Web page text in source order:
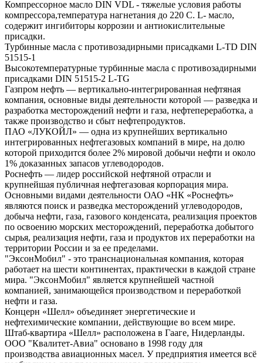
Компрессорное масло DIN VDL - тяжелые условия работы
компрессора,температура нагнетания до 220 С. L- масло,
содержит ингибиторы коррозии и антиокислительные
присадки.
Турбинные масла с противозадирными присадками L-TD DIN
51515-1
Высокотемпературные турбинные масла с противозадирными
присадками DIN 51515-2 L-TG
Газпром нефть — вертикально-интегрированная нефтяная
компания, основные виды деятельности которой — разведка и
разработка месторождений нефти и газа, нефтепереработка, а
также производство и сбыт нефтепродуктов.
ПАО «ЛУКОЙЛ» — одна из крупнейших вертикально
интегрированных нефтегазовых компаний в мире, на долю
которой приходится более 2% мировой добычи нефти и около
1% доказанных запасов углеводородов.
Роснефть — лидер российской нефтяной отрасли и
крупнейшая публичная нефтегазовая корпорация мира.
Основными видами деятельности ОАО «НК «Роснефть»
являются поиск и разведка месторождений углеводородов,
добыча нефти, газа, газового конденсата, реализация проектов
по освоению морских месторождений, переработка добытого
сырья, реализация нефти, газа и продуктов их переработки на
территории России и за ее пределами.
"ЭксонМобил" - это транснациональная компания, которая
работает на шести континентах, практически в каждой стране
мира. "ЭксонМобил" является крупнейшей частной
компанией, занимающейся производством и переработкой
нефти и газа.
Концерн «Шелл» объединяет энергетические и
нефтехимические компании, действующие во всем мире.
Штаб-квартира «Шелл» расположена в Гааге, Нидерланды.
ООО "Квалитет-Авиа" основано в 1998 году для
производства авиационных масел. У предприятия имеется всё